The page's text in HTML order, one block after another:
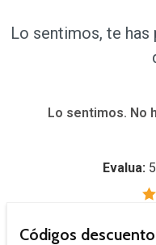
Lo sentimos, te
Lo sentimos. No
Evalua: 5
Códigos